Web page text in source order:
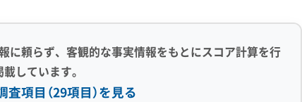
カビやすい」のか？
着剤の役割を果たし、ブドウ畑からの湿気やホコリ
に頼らず、客観的な事実情報をもとにスコア計算を行
しています。
項目（29項目）を見る